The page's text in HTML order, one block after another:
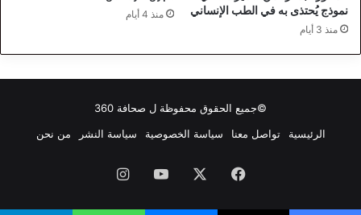
نموذج يُحتذى به في الطب الإنساني
منذ 3 أيام
منذ 4 أيام
©جميع الحقوق محفوظة ل صحافة 360
الرئيسية
تواصل معنا سياسة الخصوصية سياسة النشر من نحن
فيسبوك ‫YouTube